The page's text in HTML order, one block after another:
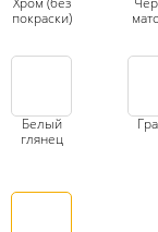
покраски)
Белый
глянец